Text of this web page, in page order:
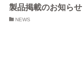
製品掲載のお知らせ
NEWS